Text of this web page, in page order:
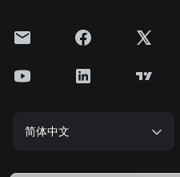
Cookie 政策
储备金
理财中心
费率标准
上币申请
Gate 快讯
以太坊 (ETH) 升级
简体中文